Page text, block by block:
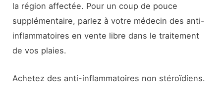
la région affectée. Pour un coup de pouce
supplémentaire, parlez à votre médecin des anti-
inflammatoires en vente libre dans le traitement
de vos plaies.
Achetez des anti-inflammatoires non stéroïdiens.